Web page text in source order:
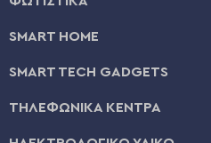
SMART HOME
SMART TECH GADGETS
ΤΗΛΕΦΩΝΙΚΑ ΚΕΝΤΡΑ